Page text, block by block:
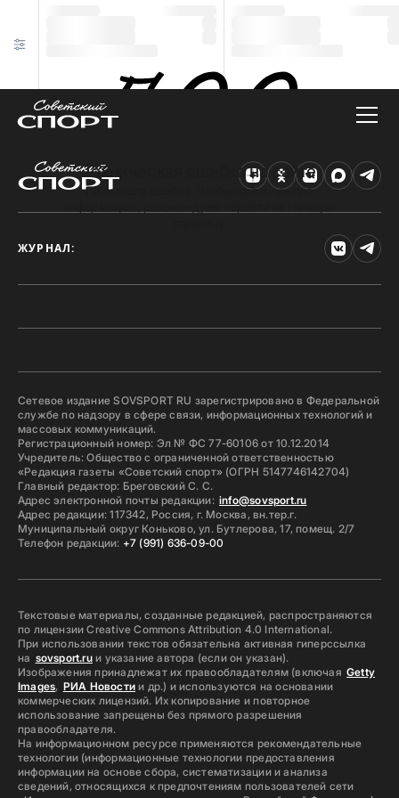
Техническая ошибка на сайте
Произошла ошибка. Чтобы найти нужную
ЖУРНАЛ:
Сетевое издание SOVSPORT RU зарегистрировано в Федеральной
службе по надзору в сфере связи, информационных технологий и
массовых коммуникаций.
Регистрационный номер: Эл № ФС 77-60106 от 10.12.2014
Учредитель: Общество с ограниченной ответственностью
«Редакция газеты «Советский спорт» (ОГРН 5147746142704)
Главный редактор: Бреговский С. С.
Адрес электронной почты редакции: info@sovsport.ru
Адрес редакции: 117342, Россия, г. Москва, вн.тер.г.
Муниципальный округ Коньково, ул. Бутлерова, 17, помещ. 2/7
Телефон редакции: +7 (991) 636-09-00
Текстовые материалы, созданные редакцией, распространяются
по лицензии Creative Commons Attribution 4.0 International.
При использовании текстов обязательна активная гиперссылка
на sovsport.ruи указание автора (если он указан).
Изображения принадлежат их правообладателям (включая Getty
Images, РИА Новостии др.) и используются на основании
коммерческих лицензий. Их копирование и повторное
использование запрещены без прямого разрешения
правообладателя.
На информационном ресурсе применяются рекомендательные
технологии (информационные технологии предоставления
информации на основе сбора, систематизации и анализа
сведений, относящихся к предпочтениям пользователей сети